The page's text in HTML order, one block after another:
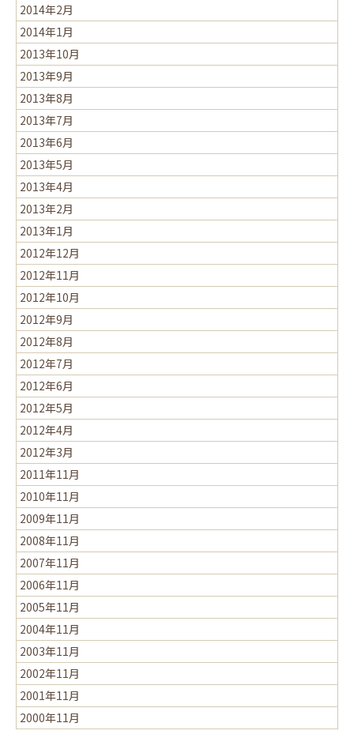
2014年2月
2014年1月
2013年10月
2013年9月
2013年8月
2013年7月
2013年6月
2013年5月
2013年4月
2013年2月
2013年1月
2012年12月
2012年11月
2012年10月
2012年9月
2012年8月
2012年7月
2012年6月
2012年5月
2012年4月
2012年3月
2011年11月
2010年11月
2009年11月
2008年11月
2007年11月
2006年11月
2005年11月
2004年11月
2003年11月
2002年11月
2001年11月
2000年11月